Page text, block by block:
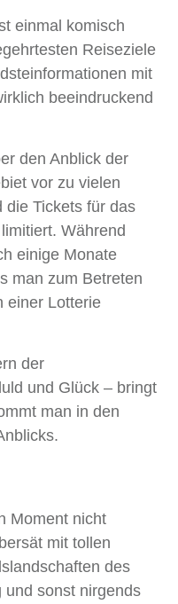
einmal komisch
Reiseziele
mit
beeindruckend
den Anblick der
vor zu vielen
die Tickets für das
Während
einige Monate
man zum Betreten
einer Lotterie
der
und Glück – bringt
man in den
Moment nicht
mit tollen
des
und sonst nirgends